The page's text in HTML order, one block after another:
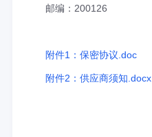
邮编：200126
附件1：保密协议.doc
附件2：供应商须知.docx